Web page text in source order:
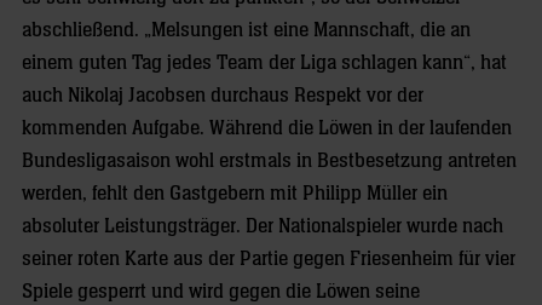
abschließend. „Melsungen ist eine Mannschaft, die an
einem guten Tag jedes Team der Liga schlagen kann“, hat
auch Nikolaj Jacobsen durchaus Respekt vor der
kommenden Aufgabe. Während die Löwen in der laufenden
Bundesligasaison wohl erstmals in Bestbesetzung antreten
werden, fehlt den Gastgebern mit Philipp Müller ein
absoluter Leistungsträger. Der Nationalspieler wurde nach
seiner roten Karte aus der Partie gegen Friesenheim für vier
Spiele gesperrt und wird gegen die Löwen seine